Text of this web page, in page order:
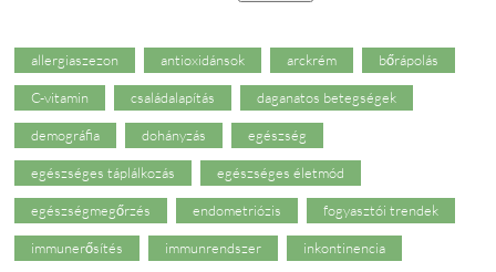
allergiaszezon antioxidánsok arckrém bőrápolás
C-vitamin családalapítás daganatos betegségek
demográfia dohányzás egészség
egészséges táplálkozás egészséges életmód
egészségmegőrzés endometriózis fogyasztói trendek
immunerősítés immunrendszer inkontinencia